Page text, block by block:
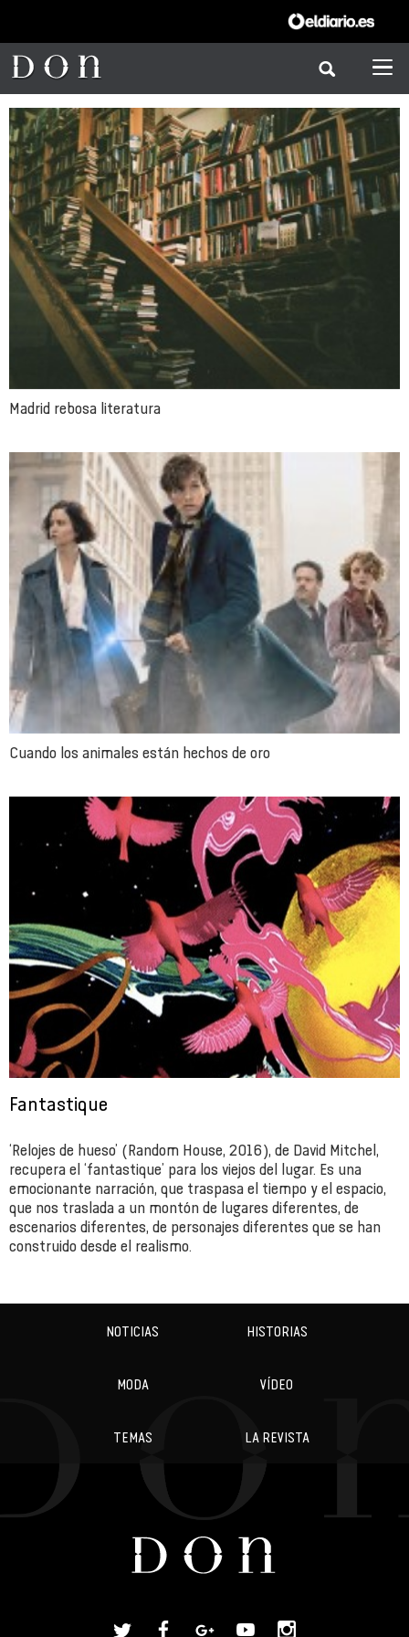
Madrid rebosa literatura
Cuando los animales están hechos de oro
Fantastique
‘Relojes de hueso’ (Random House, 2016), de David Mitchel,
recupera el ‘fantastique’ para los viejos del lugar. Es una
emocionante narración, que traspasa el tiempo y el espacio,
que nos traslada a un montón de lugares diferentes, de
escenarios diferentes, de personajes diferentes que se han
construido desde el realismo.
NOTICIAS HISTORIAS
MODA VÍDEO
TEMAS LA REVISTA